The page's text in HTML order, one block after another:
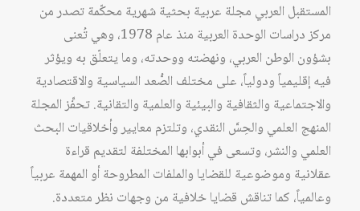
المستقبل العربي مجلة عربية بحثية شهرية محكّمة تصدر من
مركز دراسات الوحدة العربية منذ عام 1978، وهي تُعنى
بشؤون الوطن العربي، ونهضته ووحدته، وما يتعلّق به ويؤثر
فيه إقليمياً ودولياً، على مختلف الصُّعد السياسية والاقتصادية
والاجتماعية والثقافية والبيئية والعلمية والتقانية. تحفِّز المجلة
المنهج العلمي والحِسَّ النقدي، وتلتزم معايير وأخلاقيات البحث
العلمي والنشر، وتسعى في أبوابها المختلفة لتقديم قراءة
عقلانية وموضوعية للقضايا والملفات المطروحة أو المهمة عربياً
وعالمياً، كما تناقش قضايا خلافية من وجهات نظر متعددة.